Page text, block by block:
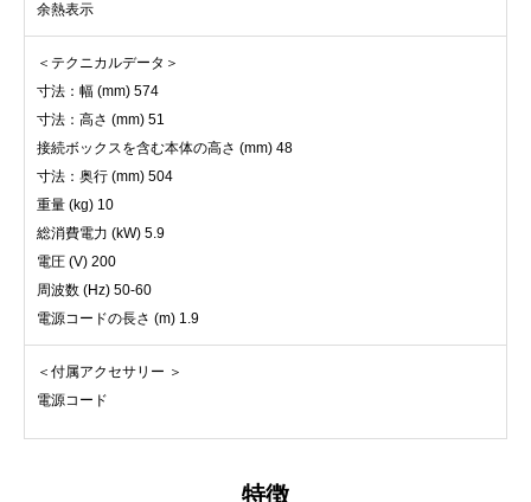
余熱表示
＜テクニカルデータ＞
寸法：幅 (mm) 574
寸法：高さ (mm) 51
接続ボックスを含む本体の高さ (mm) 48
寸法：奥行 (mm) 504
重量 (kg) 10
総消費電力 (kW) 5.9
電圧 (V) 200
周波数 (Hz) 50-60
電源コードの長さ (m) 1.9
＜付属アクセサリー ＞
電源コード
特徴